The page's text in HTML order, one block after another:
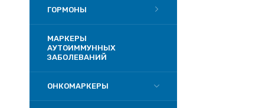
ГОРМОНЫ
МАРКЕРЫ
АУТОИММУННЫХ
ЗАБОЛЕВАНИЙ
ОНКОМАРКЕРЫ